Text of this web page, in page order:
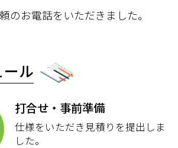
のお電話をいただきました。
ール
打合せ・事前準備
仕様をいただき見積りを提出しま
した。